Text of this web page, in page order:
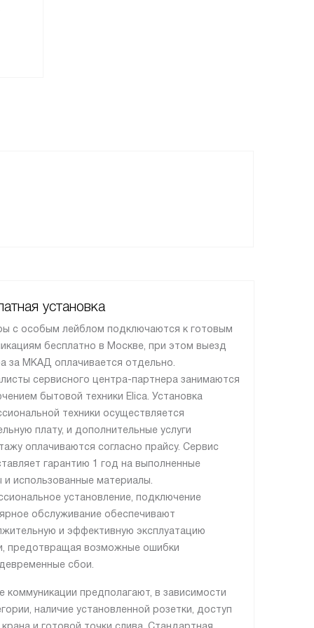
установка
с особым лейблом подключаются к готовым
бесплатно в Москве, при этом выезд
за МКАД оплачивается отдельно.
сервисного центра-партнера занимаются
бытовой техники Elica. Установка
техники осуществляется
плату, и дополнительные услуги
оплачиваются согласно прайсу. Сервис
гарантию 1 год на выполненные
и использованные материалы.
установление, подключение
обслуживание обеспечивают
и эффективную эксплуатацию
предотвращая возможные ошибки
сбои.
коммуникации предполагают, в зависимости
наличие установленной розетки, доступ